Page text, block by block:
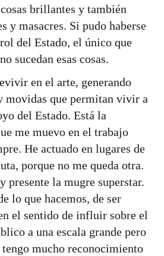
brillantes y también
y masacres. Si pudo haberse
del Estado, el único que
sucedan esas cosas.
en el arte, generando
movidas que permitan vivir a
del Estado. Está la
me muevo en el trabajo
He actuado en lugares de
porque no me queda otra.
presente la mugre superstar.
lo que hacemos, de ser
el sentido de influir sobre el
a una escala grande pero
mucho reconocimiento